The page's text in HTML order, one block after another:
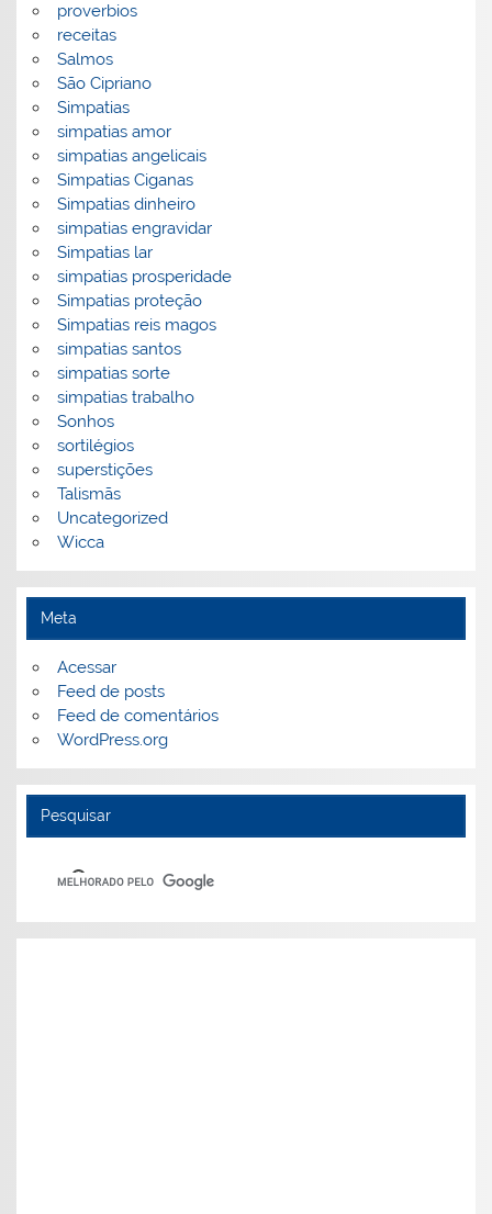
proverbios
receitas
Salmos
São Cipriano
Simpatias
simpatias amor
simpatias angelicais
Simpatias Ciganas
Simpatias dinheiro
simpatias engravidar
Simpatias lar
simpatias prosperidade
Simpatias proteção
Simpatias reis magos
simpatias santos
simpatias sorte
simpatias trabalho
Sonhos
sortilégios
superstições
Talismãs
Uncategorized
Wicca
Meta
Acessar
Feed de posts
Feed de comentários
WordPress.org
Pesquisar